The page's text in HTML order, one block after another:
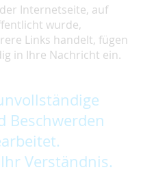
Internetseite, auf
wurde,
Links handelt, fügen
in Ihre Nachricht ein.
Beschwerden
Verständnis.